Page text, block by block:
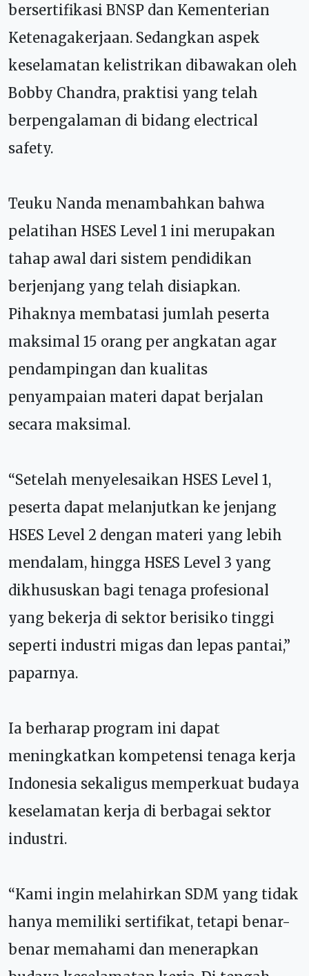
bersertifikasi BNSP dan Kementerian
Ketenagakerjaan. Sedangkan aspek
keselamatan kelistrikan dibawakan oleh
Bobby Chandra, praktisi yang telah
berpengalaman di bidang electrical
safety.
Teuku Nanda menambahkan bahwa
pelatihan HSES Level 1 ini merupakan
tahap awal dari sistem pendidikan
berjenjang yang telah disiapkan.
Pihaknya membatasi jumlah peserta
maksimal 15 orang per angkatan agar
pendampingan dan kualitas
penyampaian materi dapat berjalan
secara maksimal.
“Setelah menyelesaikan HSES Level 1,
peserta dapat melanjutkan ke jenjang
HSES Level 2 dengan materi yang lebih
mendalam, hingga HSES Level 3 yang
dikhususkan bagi tenaga profesional
yang bekerja di sektor berisiko tinggi
seperti industri migas dan lepas pantai,”
paparnya.
Ia berharap program ini dapat
meningkatkan kompetensi tenaga kerja
Indonesia sekaligus memperkuat budaya
keselamatan kerja di berbagai sektor
industri.
“Kami ingin melahirkan SDM yang tidak
hanya memiliki sertifikat, tetapi benar-
benar memahami dan menerapkan